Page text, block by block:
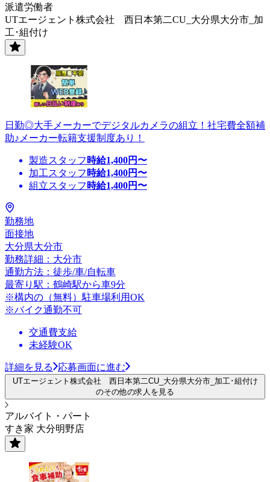
派遣労働者
UTエージェント株式会社 西日本第二CU_大分県大分市_加
工･組付け
日勤◎大手メーカーでデジタルカメラの組立！社宅費全額補
助♪メーカー転籍支援制度あり！
製造スタッフ 時給1,400円〜
加工スタッフ 時給1,400円〜
組立スタッフ 時給1,400円〜
勤務地
面接地
大分県大分市
勤務詳細：大分市
通勤方法：徒歩/車/自転車
最寄り駅：鶴崎駅から車9分
※構内の（無料）駐車場利用OK
※バイク通勤不可
交通費支給
未経験OK
詳細を見る 応募画面に進む
UTエージェント株式会社 西日本第二CU_大分県大分市_加工･組付け
のその他の求人を見る
アルバイト・パート
すき家 大分明野店